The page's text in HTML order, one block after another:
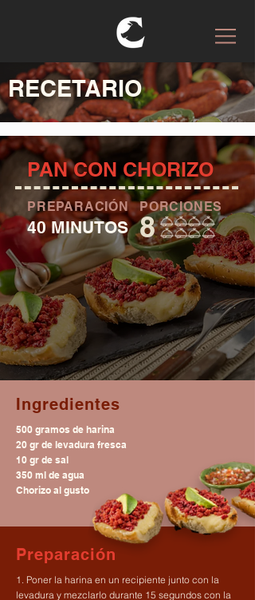
RECETARIO
Ingredientes
500 gramos de harina
20 gr de levadura fresca
10 gr de sal
350 ml de agua
Chorizo al gusto
Preparación
1. Poner la harina en un recipiente junto con la
levadura y mezclarlo durante 15 segundos con la
PAN CON CHORIZO
PORCIONES
PREPARACIÓN
8
40 MINUTOS